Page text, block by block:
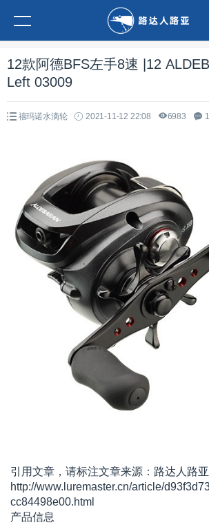
12款阿德BFS左手8速 |12
Left 03009
禧玛诺水滴轮 2021-11-12 22:08 6983 1
引用文章，请标注文章来源：路达人路
http://www.luremaster.cn/article/
cc84498e00.html
产品信息